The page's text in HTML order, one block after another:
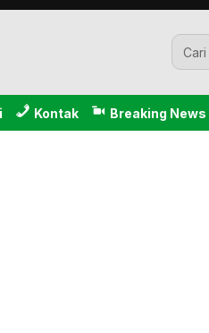
Kontak Breaking News